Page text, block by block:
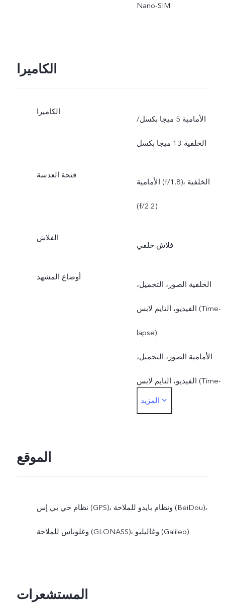
Nano-SIM
الكاميرا
الكاميرا
الأمامية 5 ميجا بكسل/
الخلفية 13 ميجا بكسل
فتحة العدسة
الأمامية (f/1.8)، الخلفية
(f/2.2)
الفلاش
فلاش خلفي
أوضاع المشهد
الخلفية الصور، التجميل،
الفيديو، التايم لابس (Time-
lapse)
الأمامية الصور، التجميل،
الفيديو، التايم لابس (Time-
lapse)،
المزيد
الموقع
نظام جي بي إس (GPS)، ونظام بايدو للملاحة (BeiDou)،
وغلوناس للملاحة (GLONASS)، وغاليليو (Galileo)
المستشعرات